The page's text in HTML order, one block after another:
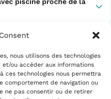
nous utilisons des technologies
ou accéder aux informations
ces technologies nous permettra
comportement de navigation ou
ne pas consentir ou de retirer
piscine proche de la
piscine proche du
Mentions légales|Politique